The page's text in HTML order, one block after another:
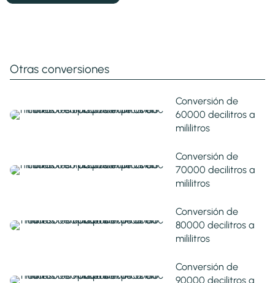
Otras conversiones
Conversión de
60000 decilitros a
mililitros
Conversión de
70000 decilitros a
mililitros
Conversión de
80000 decilitros a
mililitros
Conversión de
90000 decilitros a